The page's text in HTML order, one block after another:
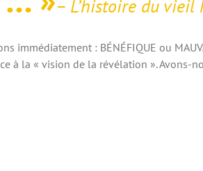
– L’histoire du vieil
: BÉNÉFIQUE ou
à la « vision de la révélation ». Avons-